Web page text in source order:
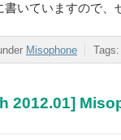
書いていますので、
Misophone
2012.01]